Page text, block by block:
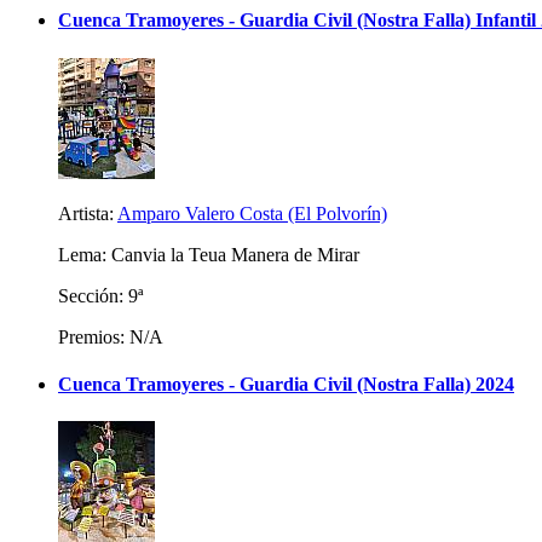
Cuenca Tramoyeres - Guardia Civil (Nostra Falla) Infantil
Artista: Amparo Valero Costa (El Polvorín)
Lema: Canvia la Teua Manera de Mirar
Sección: 9ª
Premios: N/A
Cuenca Tramoyeres - Guardia Civil (Nostra Falla) 2024